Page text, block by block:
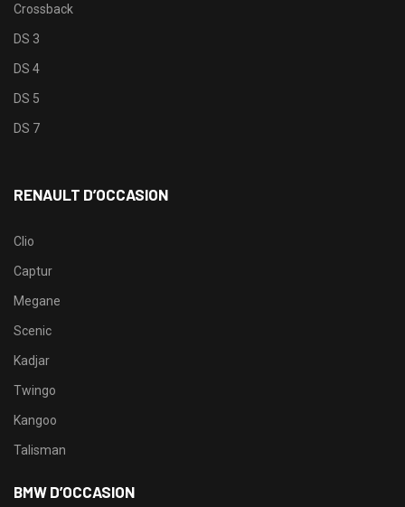
Crossback
DS 3
DS 4
DS 5
DS 7
RENAULT D’OCCASION
Clio
Captur
Megane
Scenic
Kadjar
Twingo
Kangoo
Talisman
BMW D’OCCASION